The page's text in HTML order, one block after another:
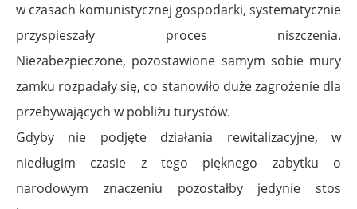
w czasach komunistycznej gospodarki, systematycznie
przyspieszały proces niszczenia.
Niezabezpieczone, pozostawione samym sobie mury
zamku rozpadały się, co stanowiło duże zagrożenie dla
przebywających w pobliżu turystów.
Gdyby nie podjęte działania rewitalizacyjne, w
niedługim czasie z tego pięknego zabytku o
narodowym znaczeniu pozostałby jedynie stos